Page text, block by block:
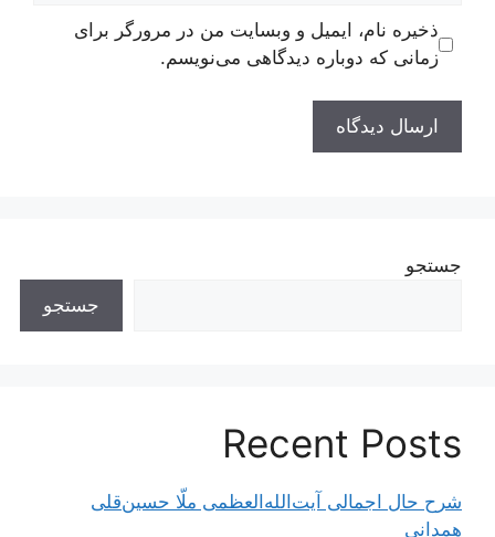
ذخیره نام، ایمیل و وبسایت من در مرورگر برای
زمانی که دوباره دیدگاهی می‌نویسم.
جستجو
جستجو
Recent Posts
شرح حال اجمالی آیت‌الله‌العظمی ملّا حسین‌قلی
همدانی